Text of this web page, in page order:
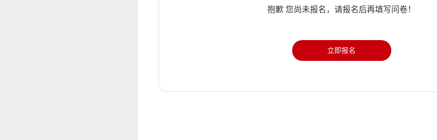
抱歉 您尚未报名，请报名后再填写问卷！
立即报名